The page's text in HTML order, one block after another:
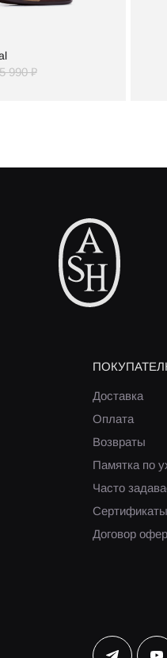
990 ₽
Доставка
Оплата
Возвраты
Памятка по
Часто
Сертификаты
Договор